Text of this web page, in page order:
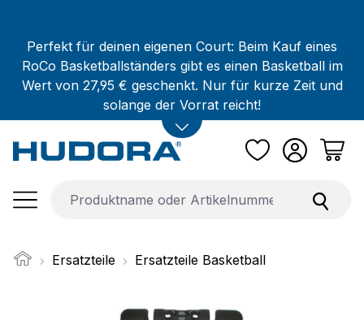
Perfekt für deinen eigenen Court: Beim Kauf eines
RoCo Basketballständers gibt es einen Basketball im
Wert von 27,95 € geschenkt. Nur für kurze Zeit und
solange der Vorrat reicht!
Ersatzteile Ersatzteile Basketball
Bildergalerie überspringen